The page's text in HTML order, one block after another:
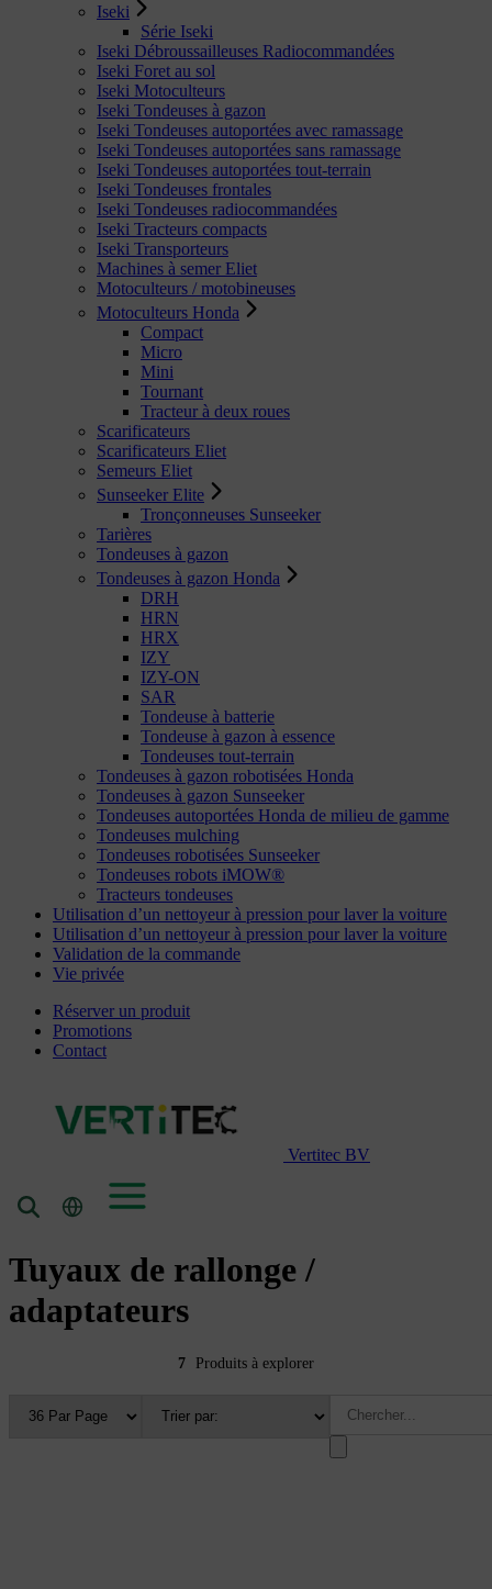
Iseki
Série Iseki
Iseki Débroussailleuses Radiocommandées
Iseki Foret au sol
Iseki Motoculteurs
Iseki Tondeuses à gazon
Iseki Tondeuses autoportées avec ramassage
Iseki Tondeuses autoportées sans ramassage
Iseki Tondeuses autoportées tout-terrain
Iseki Tondeuses frontales
Iseki Tondeuses radiocommandées
Iseki Tracteurs compacts
Iseki Transporteurs
Machines à semer Eliet
Motoculteurs / motobineuses
Motoculteurs Honda
Compact
Micro
Mini
Tournant
Tracteur à deux roues
Scarificateurs
Scarificateurs Eliet
Semeurs Eliet
Sunseeker Elite
Tronçonneuses Sunseeker
Tarières
Tondeuses à gazon
Tondeuses à gazon Honda
DRH
HRN
HRX
IZY
IZY-ON
SAR
Tondeuse à batterie
Tondeuse à gazon à essence
Tondeuses tout-terrain
Tondeuses à gazon robotisées Honda
Tondeuses à gazon Sunseeker
Tondeuses autoportées Honda de milieu de gamme
Tondeuses mulching
Tondeuses robotisées Sunseeker
Tondeuses robots iMOW®
Tracteurs tondeuses
Utilisation d’un nettoyeur à pression pour laver la voiture
Utilisation d’un nettoyeur à pression pour laver la voiture
Validation de la commande
Vie privée
Réserver un produit
Promotions
Contact
Vertitec BV
Tuyaux de rallonge /
adaptateurs
7 Produits à explorer